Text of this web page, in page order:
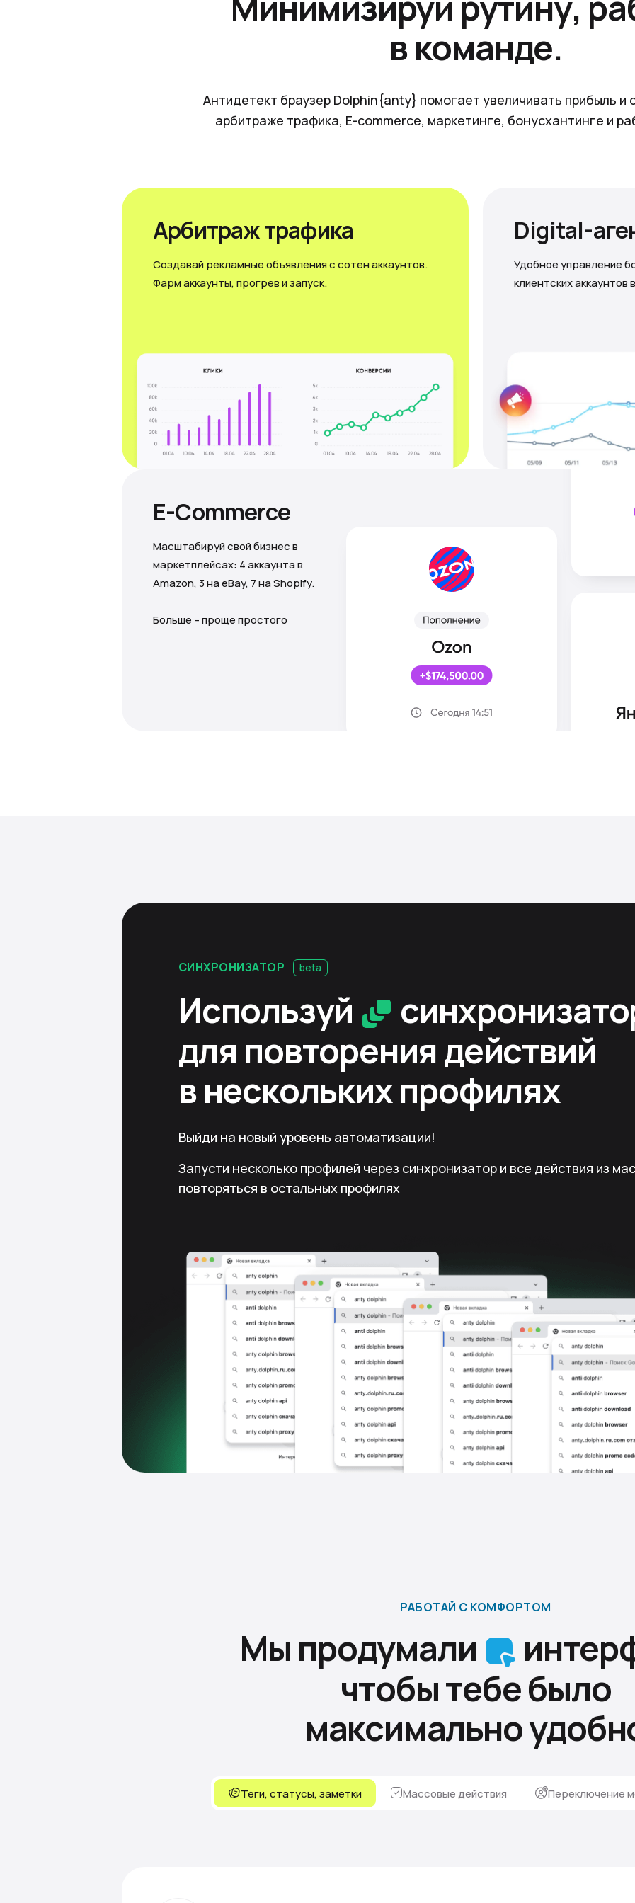
в команде.
Антидетект браузер Dolphin{anty} помогает увеличивать прибыль и
арбитраже трафика, E-commerce, маркетинге, бонусхантинге и
Арбитраж трафика
Создавай рекламные объявления с сотен аккаунтов.
Фарм аккаунты, прогрев и запуск.
Digital-
Удобное управление
клиентских аккаунтов
E-Commerce
Масштабируй свой бизнес в
маркетплейсах: 4 аккаунта в
Amazon, 3 на eBay, 7 на Shopify.
Больше – проще простого
СИНХРОНИЗАТОР beta
Используй
для повторения действий
в нескольких профилях
Выйди на новый уровень автоматизации!
Запусти несколько профилей через синхронизатор и все действия из
повторяться в остальных профилях
РАБОТАЙ С КОМФОРТОМ
Мы продумали
чтобы тебе было
максимально
Теги, статусы, заметки Массовые действия Переключение